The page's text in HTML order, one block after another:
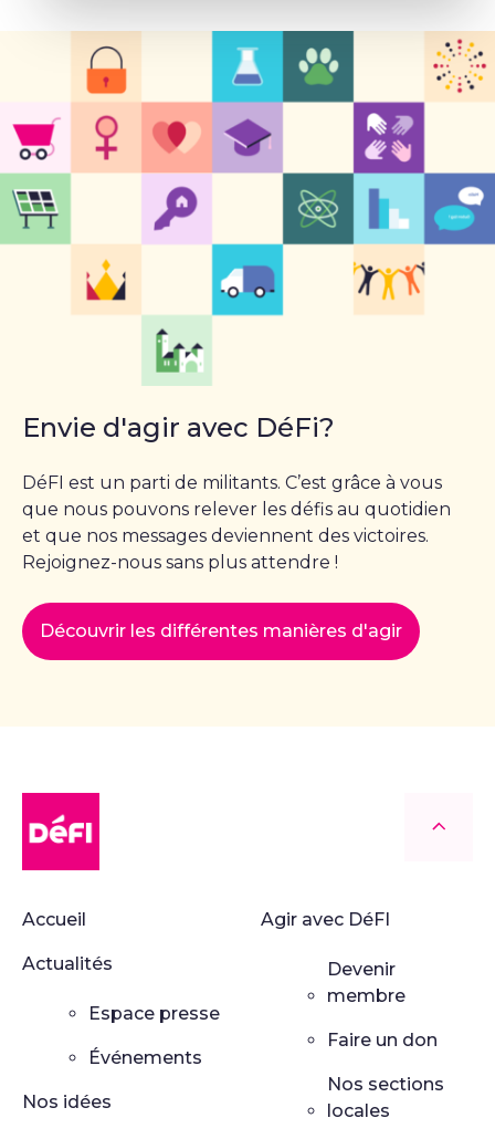
Envie d'agir avec DéFi?
DéFI est un parti de militants. C’est grâce à vous
que nous pouvons relever les défis au quotidien
et que nos messages deviennent des victoires.
Rejoignez-nous sans plus attendre !
Découvrir les différentes manières d'agir
Accueil
Actualités
Espace presse
Événements
Nos idées
Agir avec DéFI
Devenir
membre
Faire un don
Nos sections
locales